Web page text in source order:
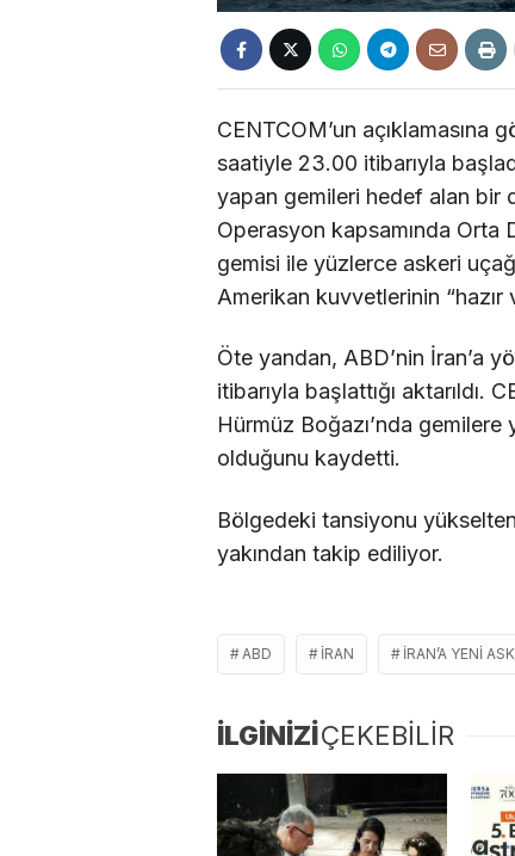
CENTCOM’un açıklamasına
saatiyle 23.00 itibarıyla
yapan gemileri hedef alan bir
Operasyon kapsamında Orta
gemisi ile yüzlerce askeri
Amerikan kuvvetlerinin
Öte yandan, ABD’nin İran’a
itibarıyla başlattığı aktarıldı.
Hürmüz Boğazı’nda gemilere
olduğunu kaydetti.
Bölgedeki tansiyonu
yakından takip ediliyor.
ABD İRAN İRAN’A YENI
İLGİNİZİÇEKEBİLİR